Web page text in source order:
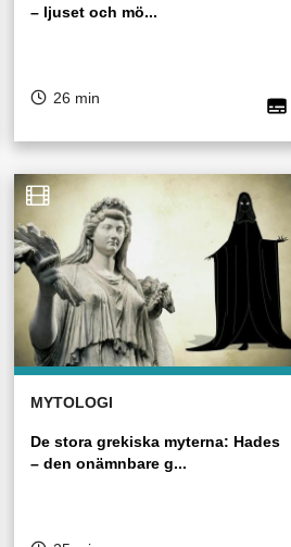
– ljuset och mö...
26 min
MYTOLOGI
De stora grekiska myterna: Hades
– den onämnbare g...